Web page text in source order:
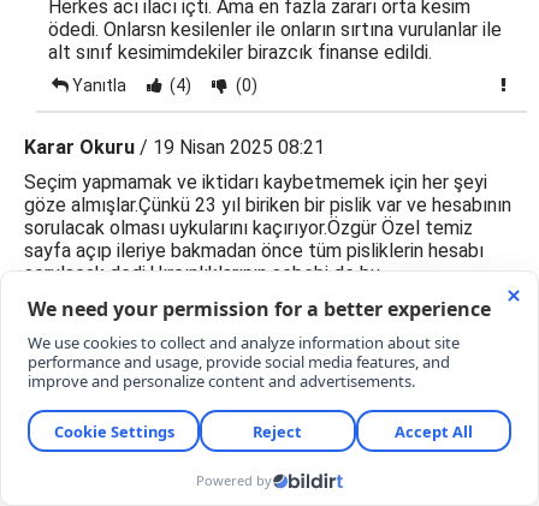
Herkes acı ilacı içti. Ama en fazla zararı orta kesim
ödedi. Onlarsn kesilenler ile onların sırtına vurulanlar ile
alt sınıf kesimimdekiler birazcık finanse edildi.
Yanıtla (4) (0)
Karar Okuru / 19 Nisan 2025 08:21
Seçim yapmamak ve iktidarı kaybetmemek için her şeyi
göze almışlar.Çünkü 23 yıl biriken bir pislik var ve hesabının
sorulacak olması uykularını kaçırıyor.Özgür Özel temiz
sayfa açıp ileriye bakmadan önce tüm pisliklerin hesabı
sorulacak dedi.Hırçınlıklarının sebebi de bu.
Yanıtla (40) (0)
ibrahim cevahir/ 19 Nisan 2025 12:36
tümü mü bugün bir nedim şener haberi okudum mazide
yook artık kimler kimlerle nereden nereye